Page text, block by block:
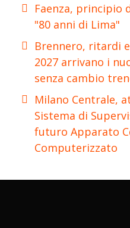
Faenza, principio
"80 anni di Lima"
Brennero, ritardi
2027 arrivano i
senza cambio
Milano Centrale,
Sistema di
futuro Apparato
Computerizzato